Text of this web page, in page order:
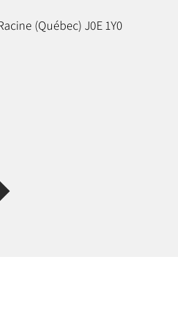
(Québec) J0E 1Y0